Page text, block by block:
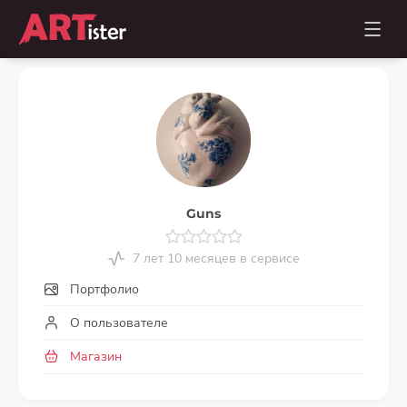
Guns
7 лет 10 месяцев в сервисе
Портфолио
О пользователе
Магазин